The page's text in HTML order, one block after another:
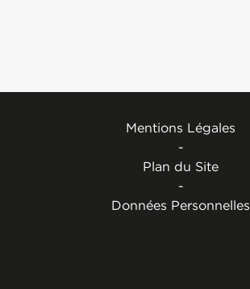
Mentions Légales
-
Plan du Site
-
Données Personnelles